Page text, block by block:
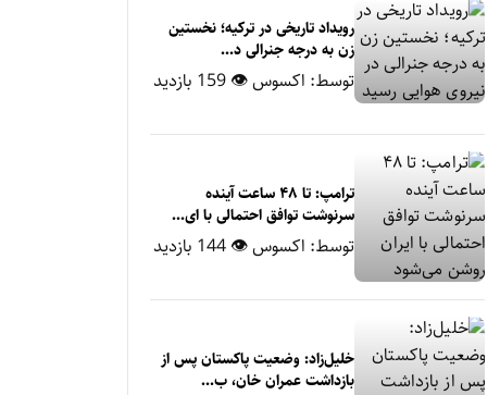
رویداد تاریخی در ترکیه؛ نخستین
زن به درجه جنرالی د...
توسط: اکسوس👁 159 بازدید
ترامپ: تا ۴۸ ساعت آینده
سرنوشت توافق احتمالی با ای...
توسط: اکسوس👁 144 بازدید
خلیل‌زاد: وضعیت پاکستان پس از
بازداشت عمران خان، ب...